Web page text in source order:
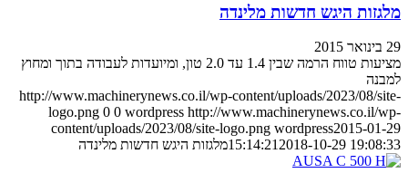
מלגזות היגש חדשות מלינדה
29 בינואר 2015
מציעות טווח הרמה שבין 1.4 עד 2.0 טון, ומיועדות לעבודה בתוך ומחוץ
למבנה
http://www.machinerynews.co.il/wp-content/uploads/2023/08/site-
logo.png 0 0 wordpress http://www.machinerynews.co.il/wp-
content/uploads/2023/08/site-logo.png wordpress2015-01-29
15:14:21 2018-10-29 19:08:33 מלגזות היגש חדשות מלינדה